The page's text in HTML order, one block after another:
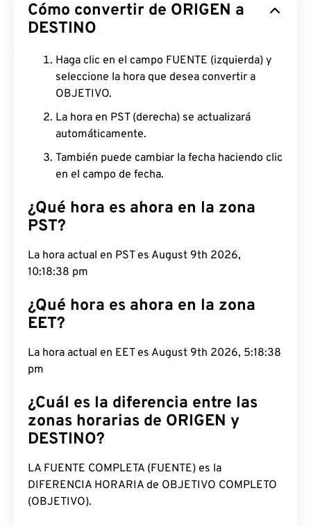
Cómo convertir de ORIGEN a
DESTINO
Haga clic en el campo FUENTE (izquierda) y
seleccione la hora que desea convertir a
OBJETIVO.
La hora en PST (derecha) se actualizará
automáticamente.
También puede cambiar la fecha haciendo clic
en el campo de fecha.
¿Qué hora es ahora en la zona
PST?
La hora actual en PST es August 9th 2026,
10:18:39 pm
¿Qué hora es ahora en la zona
EET?
La hora actual en EET es August 9th 2026, 5:18:39
pm
¿Cuál es la diferencia entre las
zonas horarias de ORIGEN y
DESTINO?
LA FUENTE COMPLETA (FUENTE) es la
DIFERENCIA HORARIA de OBJETIVO COMPLETO
(OBJETIVO).